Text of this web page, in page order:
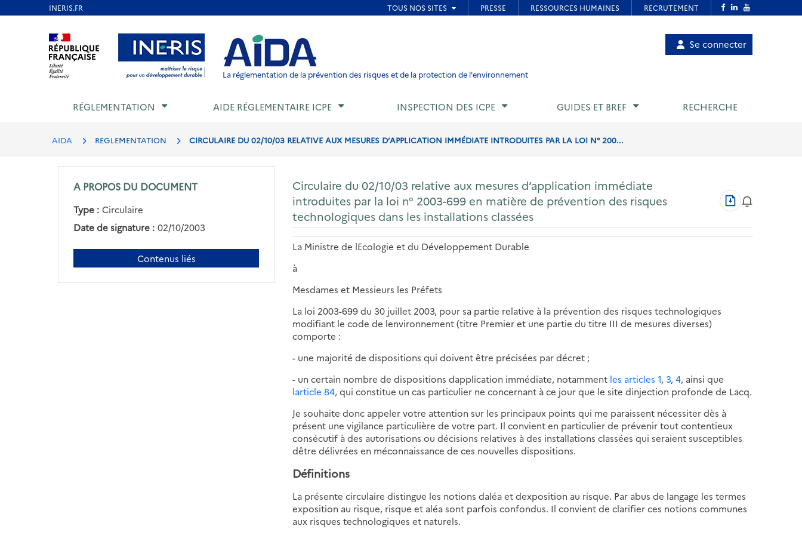
Aller au contenu Aller au menu Aller au pied de page
La réglementation de la prévention des risques et de la protection de l'environnement
Menu
utilisateur
Se connecter
RÉGLEMENTATION AIDE RÉGLEMENTAIRE ICPE INSPECTION DES ICPE GUIDES ET BREF RECHERCHE
AIDA REGLEMENTATION CIRCULAIRE DU 02/10/03 RELATIVE AUX MESURES D’APPLICATION IMMÉDIATE INTRODUITES PAR LA LOI N° 200...
A PROPOS DU DOCUMENT
Type : Circulaire
Date de signature : 02/10/2003
Contenus liés
Circulaire du 02/10/03 relative aux mesures d’application immédiate
introduites par la loi n° 2003-699 en matière de prévention des risques
technologiques dans les installations classées
Télécharger
au
PDF
La Ministre de lEcologie et du Développement Durable
à
Mesdames et Messieurs les Préfets
La loi 2003-699 du 30 juillet 2003, pour sa partie relative à la prévention des risques technologiques
modifiant le code de lenvironnement (titre Premier et une partie du titre III de mesures diverses)
comporte :
- une majorité de dispositions qui doivent être précisées par décret ;
- un certain nombre de dispositions dapplication immédiate, notamment les articles 1, 3,4, ainsi que
larticle 84, qui constitue un cas particulier ne concernant à ce jour que le site dinjection profonde de Lacq.
Je souhaite donc appeler votre attention sur les principaux points qui me paraissent nécessiter dès à
présent une vigilance particulière de votre part. Il convient en particulier de prévenir tout contentieux
consécutif à des autorisations ou décisions relatives à des installations classées qui seraient susceptibles
dêtre délivrées en méconnaissance de ces nouvelles dispositions.
Définitions
La présente circulaire distingue les notions daléa et dexposition au risque. Par abus de langage les termes
exposition au risque, risque et aléa sont parfois confondus. Il convient de clarifier ces notions communes
aux risques technologiques et naturels.